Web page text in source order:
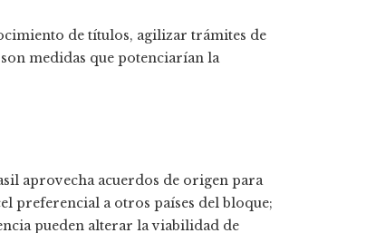
de títulos, agilizar trámites de
medidas que potenciarían la
aprovecha acuerdos de origen para
preferencial a otros países del bloque;
pueden alterar la viabilidad de